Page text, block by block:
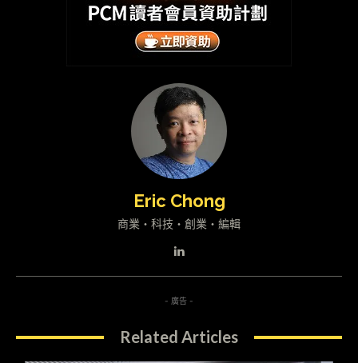
Eric Chong
商業・科技・創業・編輯
- 廣告 -
Related Articles